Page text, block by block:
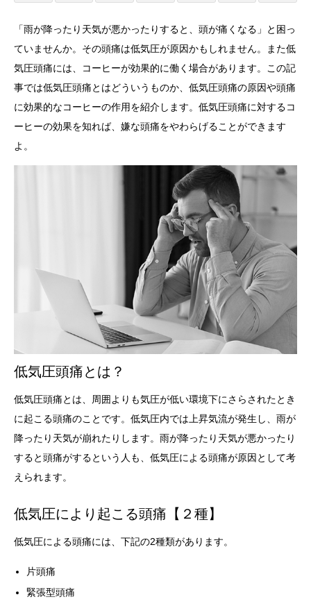
「雨が降ったり天気が悪かったりすると、頭が痛くなる」と困っ
ていませんか。その頭痛は低気圧が原因かもしれません。また低
気圧頭痛には、コーヒーが効果的に働く場合があります。この記
事では低気圧頭痛とはどういうものか、低気圧頭痛の原因や頭痛
に効果的なコーヒーの作用を紹介します。低気圧頭痛に対するコ
ーヒーの効果を知れば、嫌な頭痛をやわらげることができます
よ。
低気圧頭痛とは？
低気圧頭痛とは、周囲よりも気圧が低い環境下にさらされたとき
に起こる頭痛のことです。低気圧内では上昇気流が発生し、雨が
降ったり天気が崩れたりします。雨が降ったり天気が悪かったり
すると頭痛がするという人も、低気圧による頭痛が原因として考
えられます。
低気圧により起こる頭痛【２種】
低気圧による頭痛には、下記の2種類があります。
片頭痛
緊張型頭痛